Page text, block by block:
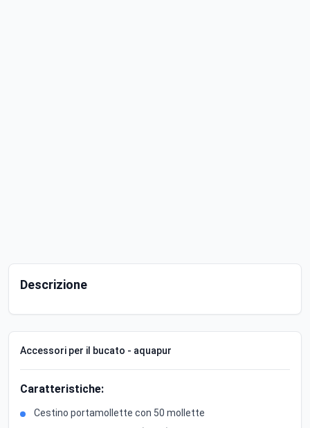
Descrizione
Accessori per il bucato - aquapur
Caratteristiche:
Cestino portamollette con 50 mollette